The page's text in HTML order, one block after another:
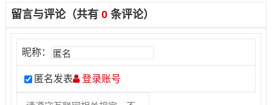
留言与评论（共有 0条评论）
昵称：
匿名发表 登录账号